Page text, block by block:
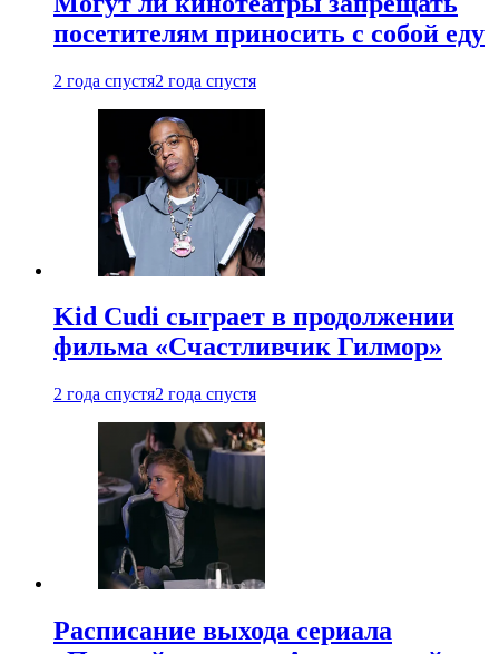
посетителям приносить с собой еду
2 года спустя2 года спустя
Kid Cudi сыграет в продолжении
фильма «Счастливчик Гилмор»
2 года спустя2 года спустя
Расписание выхода сериала